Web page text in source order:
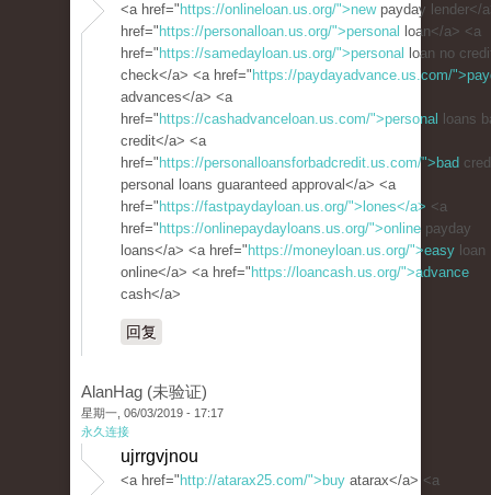
<a href=" https://onlineloan.us.org/">newpayday lender</
href=" https://personalloan.us.org/">personal loan</a> <a
href=" https://samedayloan.us.org/">personal loan no
check</a> <a href=" https://paydayadvance.us.com/
advances</a> <a
href=" https://cashadvanceloan.us.com/">personal
loans
credit</a> <a
href=" https://personalloansforbadcredit.us.com/">bad
personal loans guaranteed approval</a> <a
href=" https://fastpaydayloan.us.org/">lones</a> <a
href=" https://onlinepaydayloans.us.org/">online payday
loans</a> <a href=" https://moneyloan.us.org/">easy loan
online</a> <a href=" https://loancash.us.org/">advance
cash</a>
回复
AlanHag (未验证)
星期一, 06/03/2019 - 17:17
永久连接
ujrrgvjnou
<a href=" http://atarax25.com/">buy atarax</a> <a